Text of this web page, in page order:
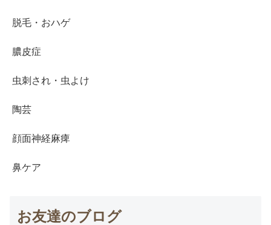
脱毛・おハゲ
膿皮症
虫刺され・虫よけ
陶芸
顔面神経麻痺
鼻ケア
お友達のブログ